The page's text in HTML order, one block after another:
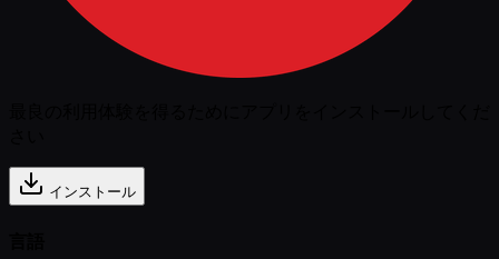
インストール